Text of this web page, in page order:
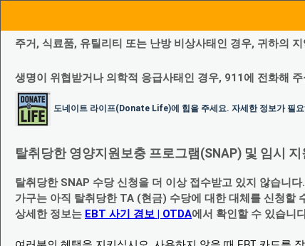
주거, 식료품, 유틸리티 또는 난방 비상사태인 경우, 귀하의 지
생명이 위협받거나 의학적 응급사태인 경우, 911에 전화해 주
도네이트 라이프(Donate Life)에 힘을 주세요. 자세한 정보가 필
탈취당한 영양지원보충 프로그램(SNAP) 및 임시
탈취당한 SNAP 수당 신청을 더 이상 접수받고 있지 않습니다.
가구는 아직 탈취당한 TA (현금) 수당에 대한 대체를 신청할
상세한 정보는 EBT 사기 경보 | OTDA에서 확인할 수 있습니